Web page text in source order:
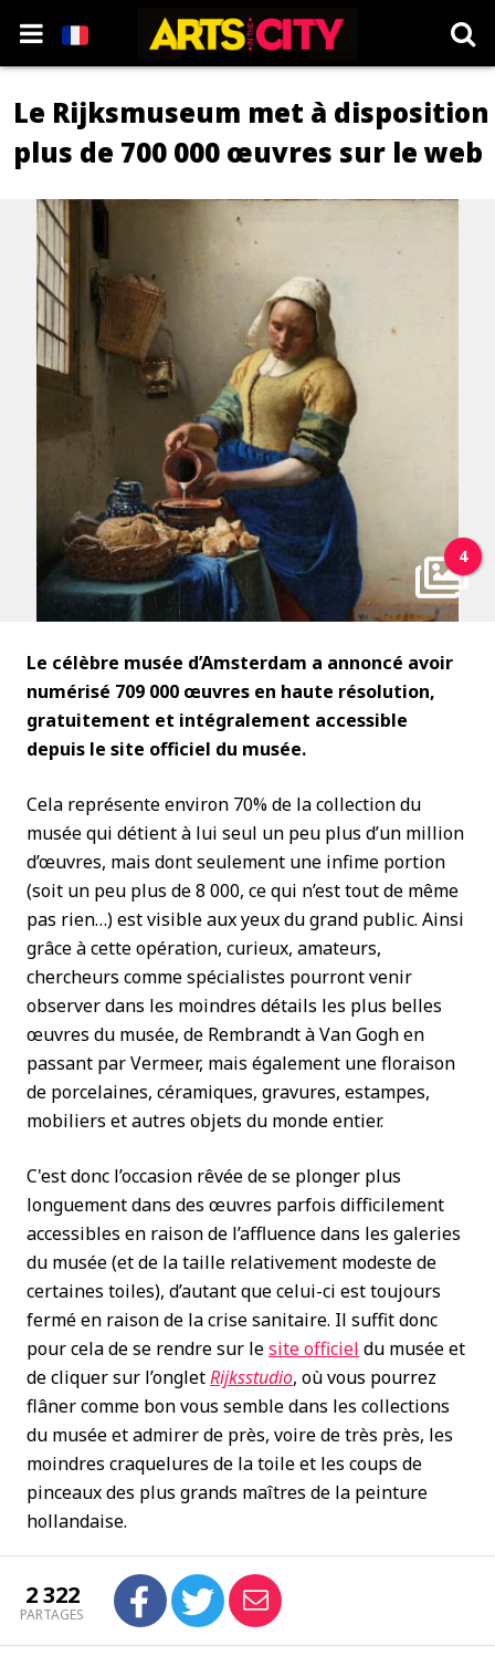
Le Rijksmuseum met à disposition
plus de 700 000 œuvres sur le web
4
Le célèbre musée d’Amsterdam a annoncé avoir
numérisé 709 000 œuvres en haute résolution,
gratuitement et intégralement accessible
depuis le site officiel du musée.
Cela représente environ 70% de la collection du
musée qui détient à lui seul un peu plus d’un million
d’œuvres, mais dont seulement une infime portion
(soit un peu plus de 8 000, ce qui n’est tout de même
pas rien…) est visible aux yeux du grand public. Ainsi
grâce à cette opération, curieux, amateurs,
chercheurs comme spécialistes pourront venir
observer dans les moindres détails les plus belles
œuvres du musée, de Rembrandt à Van Gogh en
passant par Vermeer, mais également une floraison
de porcelaines, céramiques, gravures, estampes,
mobiliers et autres objets du monde entier.
C'est donc l’occasion rêvée de se plonger plus
longuement dans des œuvres parfois difficilement
accessibles en raison de l’affluence dans les galeries
du musée (et de la taille relativement modeste de
certaines toiles), d’autant que celui-ci est toujours
fermé en raison de la crise sanitaire. Il suffit donc
pour cela de se rendre sur lesite officiel du musée et
de cliquer sur l’ongletRijksstudio, où vous pourrez
flâner comme bon vous semble dans les collections
du musée et admirer de près, voire de très près, les
moindres craquelures de la toile et les coups de
pinceaux des plus grands maîtres de la peinture
hollandaise.
2 322
PARTAGES